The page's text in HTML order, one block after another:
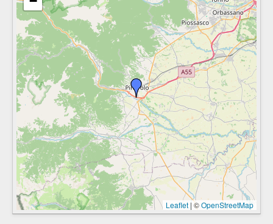
Leaflet | ©OpenStreetMap